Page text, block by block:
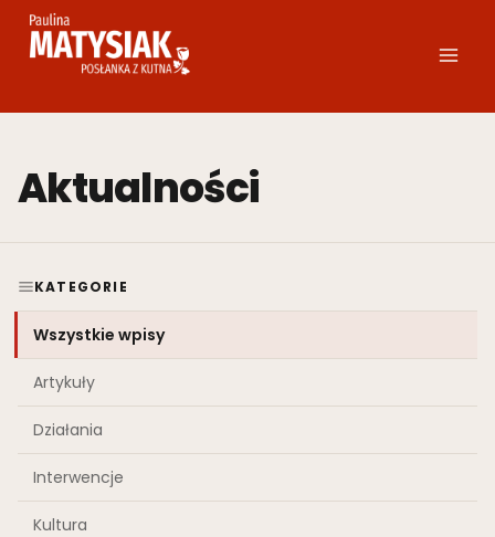
Przejdź
Aktualności
KATEGORIE
Wszystkie wpisy
Artykuły
Działania
Interwencje
Kultura